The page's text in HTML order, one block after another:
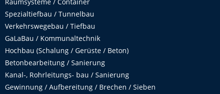
Spezialtiefbau / Tunnelbau
Verkehrswegebau / Tiefbau
GaLaBau / Kommunaltechnik
Hochbau (Schalung / Gerüste / Beton)
Betonbearbeitung / Sanierung
Kanal-, Rohrleitungs- bau / Sanierung
Gewinnung / Aufbereitung / Brechen / Sieben